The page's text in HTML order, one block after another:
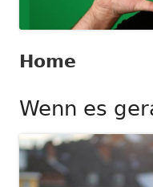
Home
Wenn es